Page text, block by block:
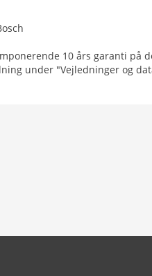
10 års garanti på
under "Vejledninger og